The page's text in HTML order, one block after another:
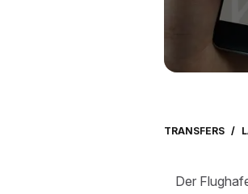
TRANSFERS /
Der